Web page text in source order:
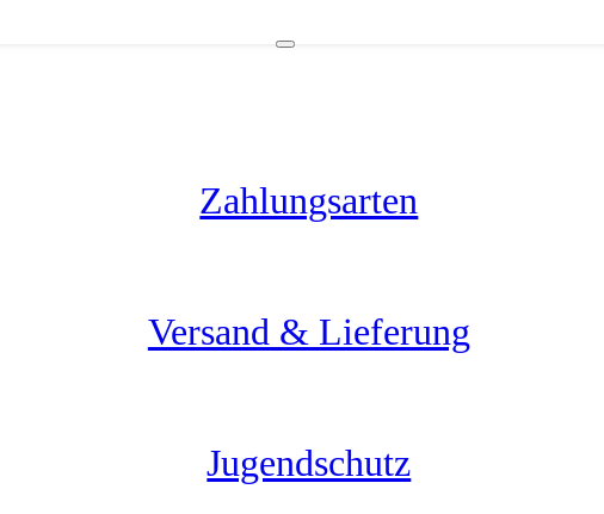
Zahlungsarten
Versand & Lieferung
Jugendschutz